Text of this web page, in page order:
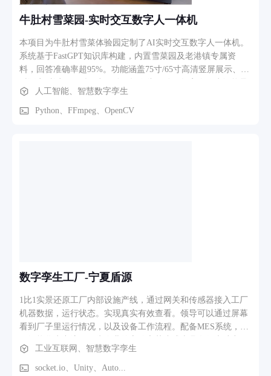
牛肚村雪菜园-实时交互数字人一体机
本项目为牛肚村雪菜体验园定制了AI实时交互数字人一体机。
系统基于FastGPT知识库构建，内置雪菜园及老港镇专属资
料，回答准确率超95%。功能涵盖75寸/65寸高清竖屏展示、实
游，为游客提供展馆引导、政策讲解及趣味互动，显著提升了
乡村旅游景点的科技感与服务效率。
人工智能、智慧数字孪生
Python、FFmpeg、OpenCV
数字孪生工厂-宁夏盾源
1比1实景还原工厂内部设施产线，通过网关和传感器接入工厂
机器数据，运行状态。实现真实有效查看。领导可以通过屏幕
看到厂子里运行情况，以及设备工作流程。配备MES系统，实
工业互联网、智慧数字孪生
socket.io、Unity、Auto...